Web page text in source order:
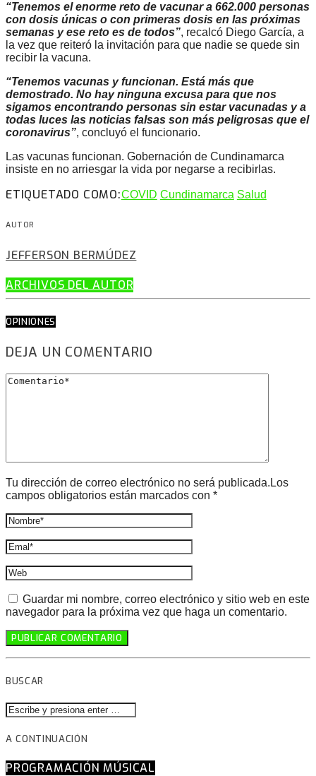
“Tenemos el enorme reto de vacunar a 662.000 personas
con dosis únicas o con primeras dosis en las próximas
semanas y ese reto es de todos”, recalcó Diego García, a
la vez que reiteró la invitación para que nadie se quede sin
recibir la vacuna.
“Tenemos vacunas y funcionan. Está más que
demostrado. No hay ninguna excusa para que nos
sigamos encontrando personas sin estar vacunadas y a
todas luces las noticias falsas son más peligrosas que el
coronavirus”, concluyó el funcionario.
Las vacunas funcionan. Gobernación de Cundinamarca
insiste en no arriesgar la vida por negarse a recibirlas.
ETIQUETADO COMO:COVID Cundinamarca Salud
AUTOR
JEFFERSON BERMÚDEZ
ARCHIVOS DEL AUTOR
OPINIONES
DEJA UN COMENTARIO
Tu dirección de correo electrónico no será publicada.Los
campos obligatorios están marcados con *
Guardar mi nombre, correo electrónico y sitio web en este
navegador para la próxima vez que haga un comentario.
BUSCAR
A CONTINUACIÓN
PROGRAMACIÓN MÚSICAL